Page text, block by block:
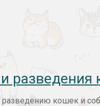
кошек и